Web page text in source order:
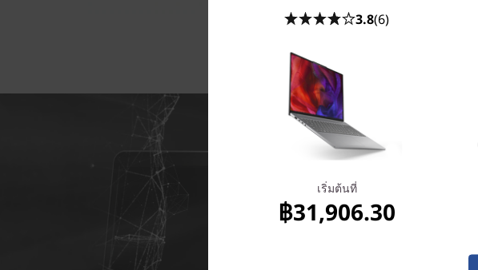
3.8(6)
เริ่มต้นที่
฿31,906.30